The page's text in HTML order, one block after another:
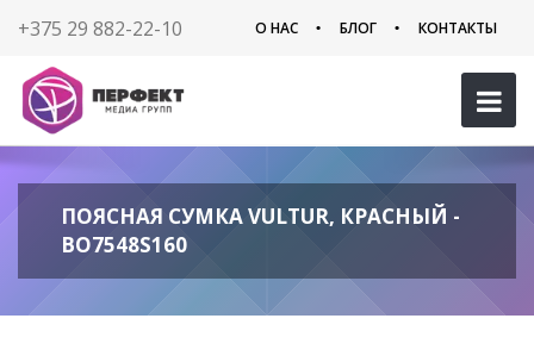
+375 29 882-22-10 О НАС БЛОГ КОНТАКТЫ
ПОЯСНАЯ СУМКА VULTUR, КРАСНЫЙ -
BO7548S160